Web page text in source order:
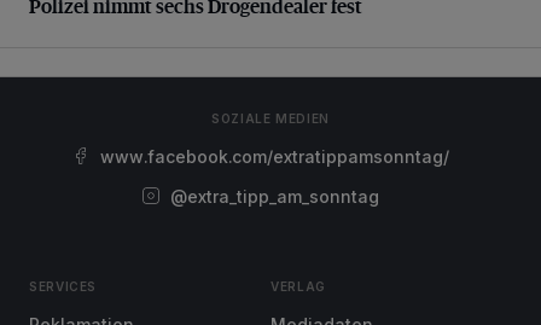
SOZIALE MEDIEN
www.facebook.com/extratippamsonntag/
@extra_tipp_am_sonntag
SERVICES VERLAG